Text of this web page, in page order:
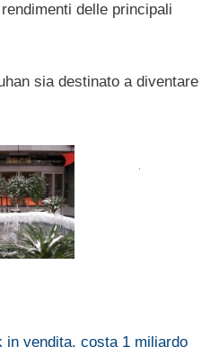
delle principali
sia destinato a diventare
in vendita, costa 1 miliardo